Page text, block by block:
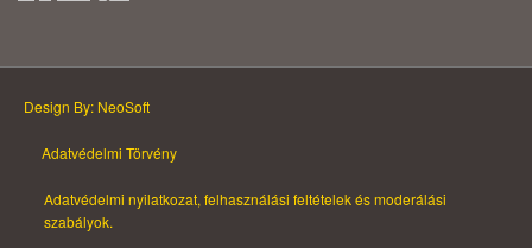
Design By: NeoSoft
Adatvédelmi Törvény
Adatvédelmi nyilatkozat, felhasználási feltételek és moderálási
szabályok.